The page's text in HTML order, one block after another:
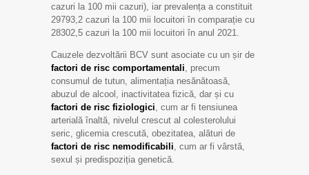
cazuri la 100 mii cazuri), iar prevalența a constituit
29793,2 cazuri la 100 mii locuitori în comparație cu
28302,5 cazuri la 100 mii locuitori în anul 2021.
Cauzele dezvoltării BCV sunt asociate cu un șir de
factori de risc comportamentali , precum
consumul de tutun, alimentația nesănătoasă,
abuzul de alcool, inactivitatea fizică, dar și cu
factori de risc fiziologici , cum ar fi tensiunea
arterială înaltă, nivelul crescut al colesterolului
seric, glicemia crescută, obezitatea, alături de
factori de risc nemodificabili , cum ar fi vârstă,
sexul și predispoziția genetică.